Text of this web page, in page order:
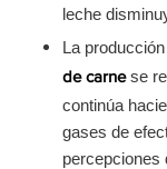
leche
La
de carnese
continúa
gases de
percepciones